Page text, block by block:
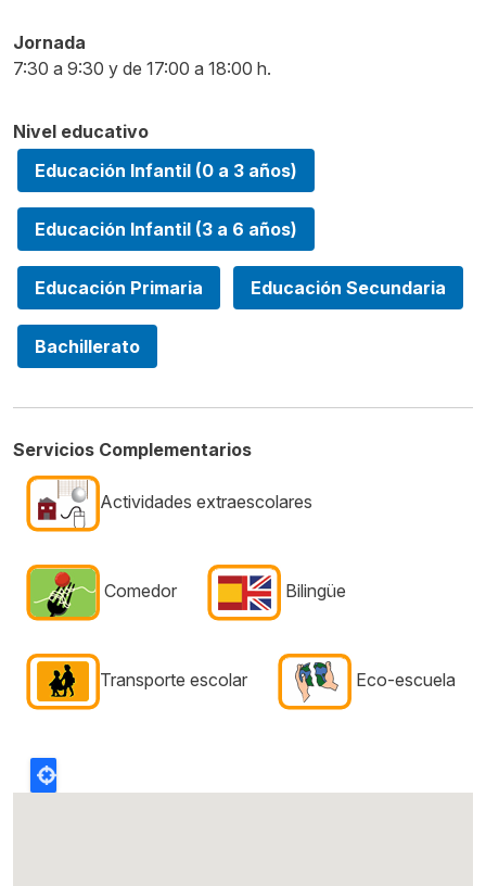
Jornada
7:30 a 9:30 y de 17:00 a 18:00 h.
Nivel educativo
Educación Infantil (0 a 3 años)
Educación Infantil (3 a 6 años)
Educación Primaria Educación Secundaria
Bachillerato
Servicios Complementarios
Actividades extraescolares
Comedor Bilingüe
Transporte escolar Eco-escuela